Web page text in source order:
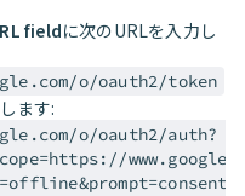
fieldに次のURLを入力し
o/oauth2/token
ます:
o/oauth2/auth?